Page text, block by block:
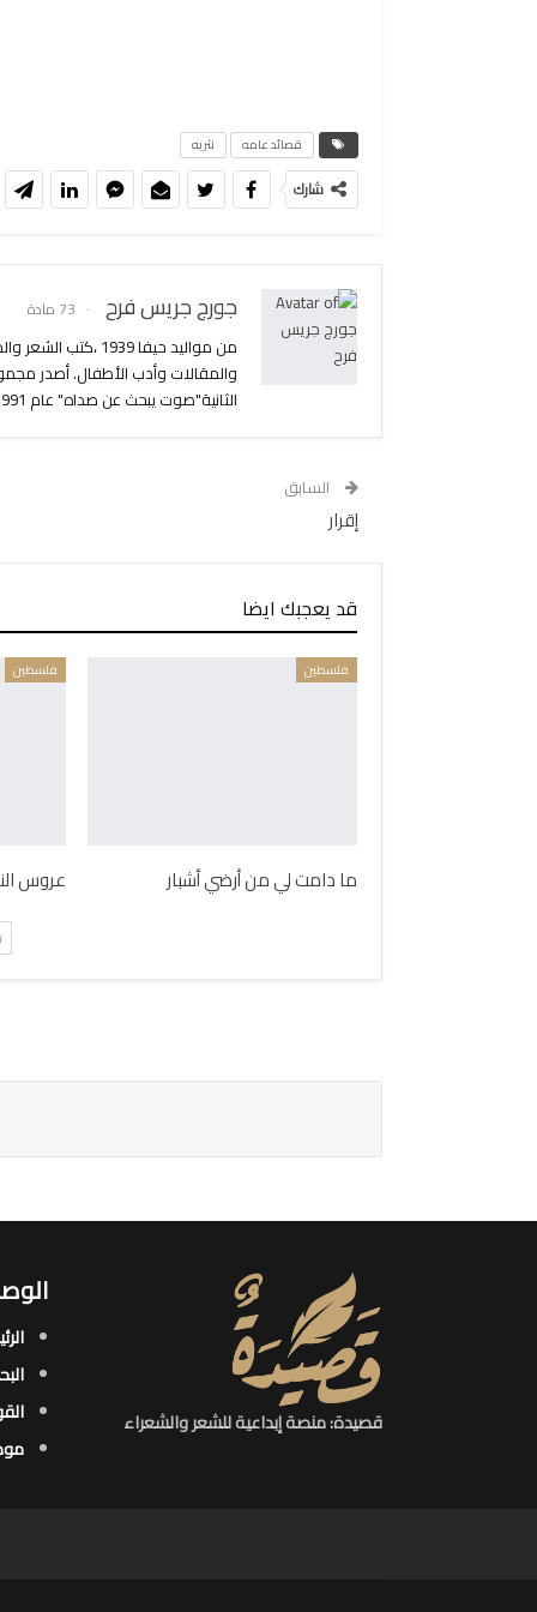
قصائد عامه نثريه
شارك
جورج جريس فرح 73 مادة
من مواليد حيفا
الثانية"صوت يبحث عن صداه" عام 1991 وصدر له في حزيران 2006 المجموعة الثالثة بهنوان "همسات في العاصفة.
السابق
إقرار
قد يعجبك ايضا
فلسطين
ما دامت لي من أرضي أشبار
فلسطين
عروس
قصيدة: منصة إبداعية للشعر والشعراء